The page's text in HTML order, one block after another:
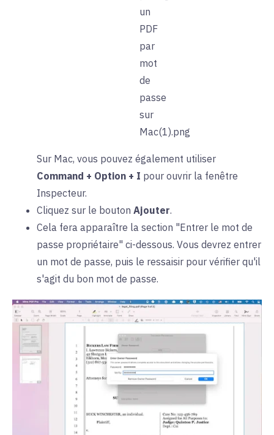
Sur Mac, vous pouvez également utiliser
Command + Option + I pour ouvrir la fenêtre
Inspecteur.
Cliquez sur le bouton Ajouter.
Cela fera apparaître la section "Entrer le mot de
passe propriétaire" ci-dessous. Vous devrez entrer
un mot de passe, puis le ressaisir pour vérifier qu'il
s'agit du bon mot de passe.